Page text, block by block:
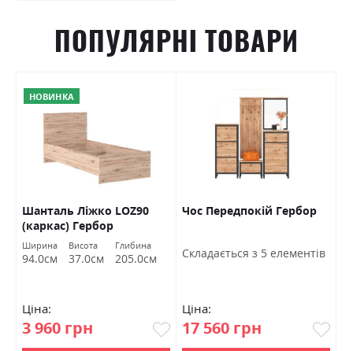
ПОПУЛЯРНІ ТОВАРИ
НОВИНКА
Шанталь Ліжко LOZ90
(каркас) Гербор
Ширина
94.0см
Висота
37.0см
Глибина
205.0см
Ціна:
3 960 грн
Чос Передпокій Гербор
Cкладається з 5 елементів
Ціна:
17 560 грн